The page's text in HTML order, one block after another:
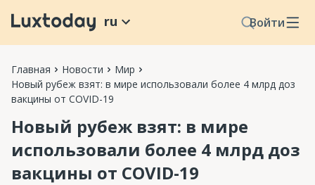
Войти
ru
Главная Новости
Мир
Новый рубеж взят: в мире использовали более 4 млрд доз
вакцины от COVID-19
Новый рубеж взят: в мире
использовали более 4 млрд доз
вакцины от COVID-19